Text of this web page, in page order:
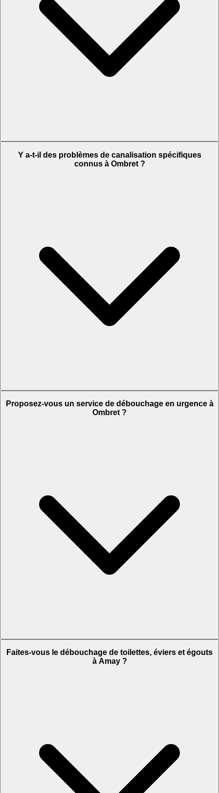
Y a-t-il des problèmes de canalisation spécifiques
connus à Ombret ?
Proposez-vous un service de débouchage en urgence à
Ombret ?
Faites-vous le débouchage de toilettes, éviers et égouts
à Amay ?